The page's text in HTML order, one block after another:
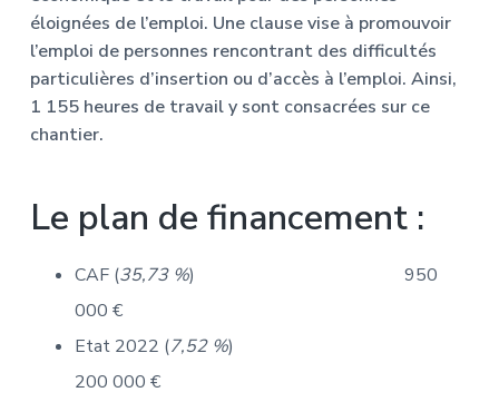
éloignées de l’emploi. Une clause vise à promouvoir
l’emploi de personnes rencontrant des difficultés
particulières d’insertion ou d’accès à l’emploi. Ainsi,
1 155 heures de travail y sont consacrées sur ce
chantier.
Le plan de financement :
CAF (35,73 %) 950
000 €
Etat 2022 (7,52 %)
200 000 €